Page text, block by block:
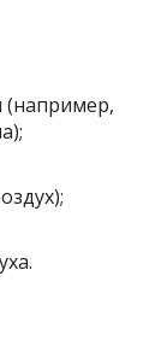
(например,